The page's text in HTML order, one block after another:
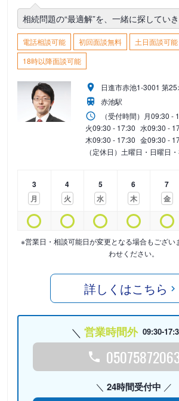
相続問題の“最適解”を、一緒に探してい
電話相談可能 初回面談無料
土日面談可能
18時以降面談可能
日進市赤池1-3001 第
赤池駅
（受付時間） 月09:30 -
火09:30 - 17:30 水09:30 -
木09:30 - 17:30 金09:30 -
（定休日）土曜日・日曜日
3
月
4
火
5
水
6
木
7
金
※営業日・相談可能日が変更となる場合もござい
わせください。
詳しくはこちら
営業時間外 09:30-
24時間受付中